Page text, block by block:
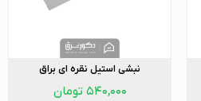
نبشی استیل نقره ای براق
۵۴۰,۰۰۰ تومان